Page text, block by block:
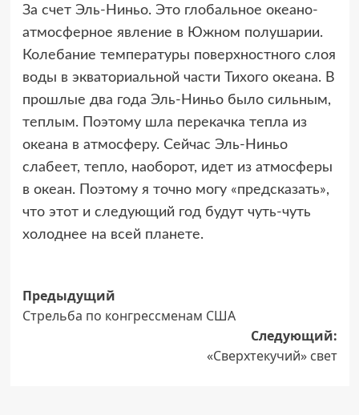
За счет Эль-Ниньо. Это глобальное океано-
атмосферное явление в Южном полушарии.
Колебание температуры поверхностного слоя
воды в экваториальной части Тихого океана. В
прошлые два года Эль-Ниньо было сильным,
теплым. Поэтому шла перекачка тепла из
океана в атмосферу. Сейчас Эль-Ниньо
слабеет, тепло, наоборот, идет из атмосферы
в океан. Поэтому я точно могу «предсказать»,
что этот и следующий год будут чуть-чуть
холоднее на всей планете.
Навигация
записи
Предыдущий
Стрельба по конгрессменам США
Следующий:
«Сверхтекучий» свет